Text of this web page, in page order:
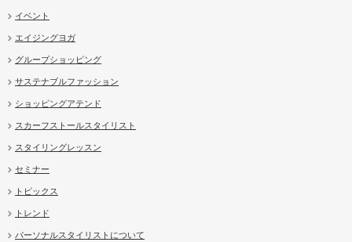
イベント
エイジングヨガ
グループショッピング
サステナブルファッション
ショッピングアテンド
スカーフストールスタイリスト
スタイリングレッスン
セミナー
トピックス
トレンド
パーソナルスタイリストについて